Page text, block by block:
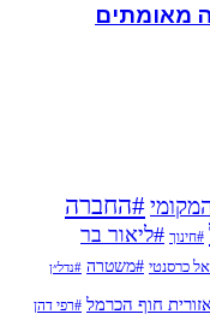
קורונה מאומתים
#החברה
#חינוך #ליאור בר
כרסנטי #משטרה #נדל״ן
חוף הכרמל #רפי דהן